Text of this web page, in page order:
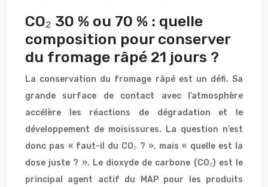
CO₂ 30 % ou 70 % : quelle
composition pour conserver
du fromage râpé 21 jours ?
La conservation du fromage râpé est un défi. Sa
grande surface de contact avec l’atmosphère
accélère les réactions de dégradation et le
développement de moisissures. La question n’est
donc pas « faut-il du CO₂ ? », mais « quelle est la
dose juste ? ». Le dioxyde de carbone (CO₂) est le
principal agent actif du MAP pour les produits